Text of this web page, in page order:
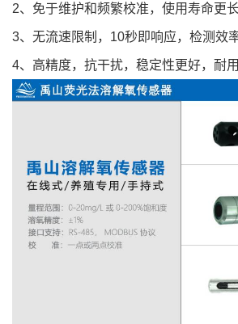
2、免于维护和频繁校准，使用寿命更长
3、无流速限制，10秒即响应，检测效
4、高精度，抗干扰，稳定性更好，耐用